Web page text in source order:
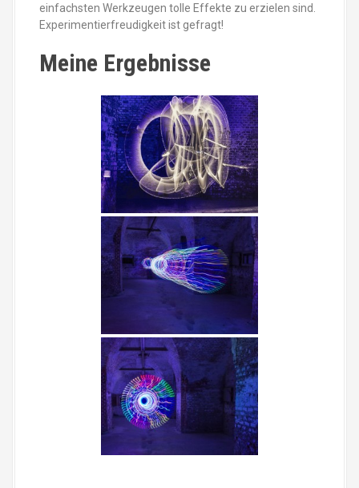
einfachsten Werkzeugen tolle Effekte zu erzielen sind.
Experimentierfreudigkeit ist gefragt!
Meine Ergebnisse